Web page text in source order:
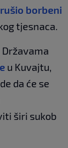
borbeni
tjesnaca.
u Kuvajtu,
da će se
širi sukob